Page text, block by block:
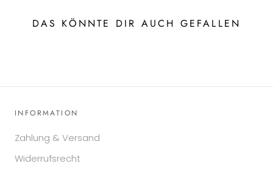
DAS KÖNNTE DIR AUCH GEFALLEN
INFORMATION
Zahlung & Versand
Widerrufsrecht